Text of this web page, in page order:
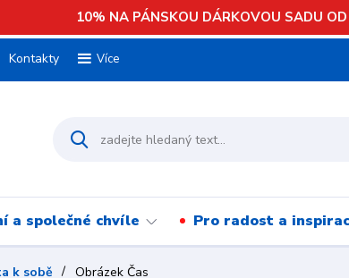
10% NA PÁNSKOU DÁRKOVOU SADU
Kontakty Více
a společné chvíle Pro radost a
k sobě Obrázek Čas